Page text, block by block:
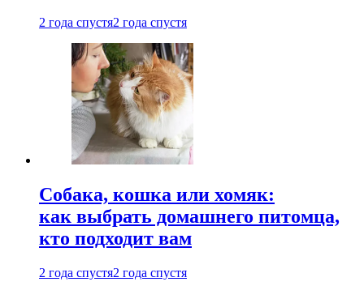
2 года спустя2 года спустя
Собака, кошка или хомяк:
как выбрать домашнего питомца,
кто подходит вам
2 года спустя2 года спустя